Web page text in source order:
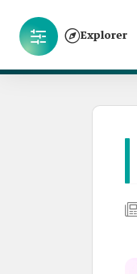
Explorer